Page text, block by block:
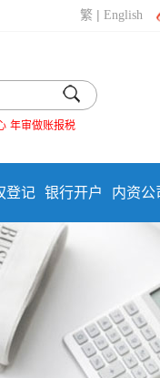
繁 |English
年审做账报税
登记 银行开户 内资公